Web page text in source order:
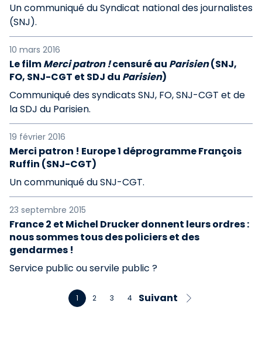
Un communiqué du Syndicat national des journalistes
(SNJ).
10 mars 2016
Le filmMerci patron !censuré au Parisien(SNJ,
FO, SNJ-CGT et SDJ du Parisien)
Communiqué des syndicats SNJ, FO, SNJ-CGT et de
la SDJ du Parisien.
19 février 2016
Merci patron ! Europe 1 déprogramme François
Ruffin (SNJ-CGT)
Un communiqué du SNJ-CGT.
23 septembre 2015
France 2 et Michel Drucker donnent leurs ordres :
nous sommes tous des policiers et des
gendarmes !
Service public ou servile public ?
1 2 3 4 Suivant